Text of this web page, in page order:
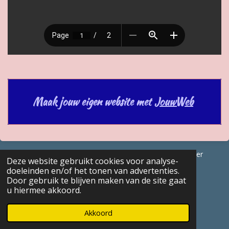
Deze website gebruikt cookies voor analyse-
doeleinden en/of het tonen van advertenties.
Door gebruik te blijven maken van de site gaat
u hiermee akkoord.
Akkoord
Maak jouw eigen website met JouwWeb
© 2017 - 2026 GENEALOGISCHE Bijdragen Marc Van Acker
Powered byJouwWeb